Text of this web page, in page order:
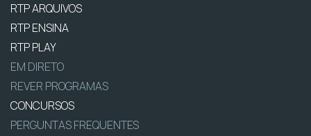
RTP ARQUIVOS
RTP ENSINA
RTP PLAY
EM DIRETO
REVER PROGRAMAS
CONCURSOS
PERGUNTAS FREQUENTES